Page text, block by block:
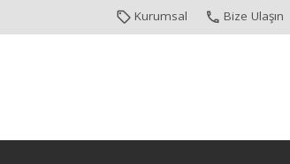
Kurumsal Bize Ulaşın